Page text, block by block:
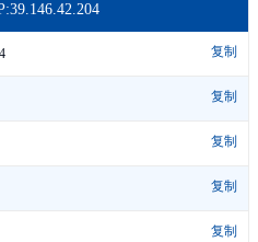
复制
复制
复制
复制
复制